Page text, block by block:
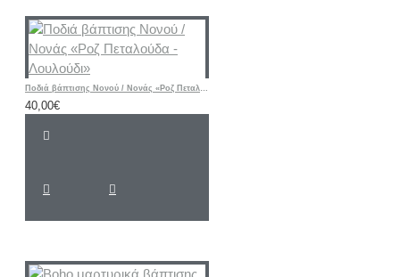
Ποδιά βάπτισης Νονού / Νονάς «Ροζ Πεταλούδα - Λουλούδι»
40,00€